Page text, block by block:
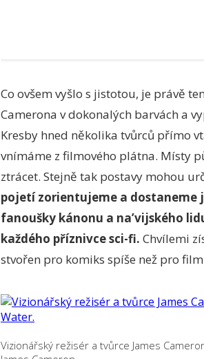
Co ovšem vyšlo s jistotou, je právě
Camerona v dokonalých barvách a
Kresby hned několika tvůrců přímo
vnímáme z filmového plátna. Místy
ztrácet. Stejně tak postavy mohou
pojetí zorientujeme a dostaneme
fanoušky kánonu a na’vijského
každého příznivce sci-fi. Chvílemi
stvořen pro komiks spíše než pro
Vizionářský režisér a tvůrce James